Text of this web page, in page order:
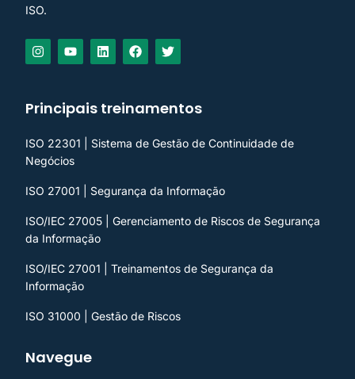
ISO.
Principais treinamentos
ISO 22301 | Sistema de Gestão de Continuidade de
Negócios
ISO 27001 | Segurança da Informação
ISO/IEC 27005 | Gerenciamento de Riscos de Segurança
da Informação
ISO/IEC 27001 | Treinamentos de Segurança da
Informação
ISO 31000 | Gestão de Riscos
Navegue